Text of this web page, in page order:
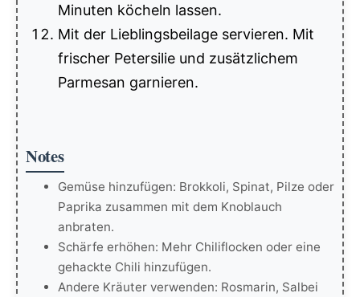
Minuten köcheln lassen.
Mit der Lieblingsbeilage servieren. Mit
frischer Petersilie und zusätzlichem
Parmesan garnieren.
Notes
Gemüse hinzufügen: Brokkoli, Spinat, Pilze oder
Paprika zusammen mit dem Knoblauch
anbraten.
Schärfe erhöhen: Mehr Chiliflocken oder eine
gehackte Chili hinzufügen.
Andere Kräuter verwenden: Rosmarin, Salbei